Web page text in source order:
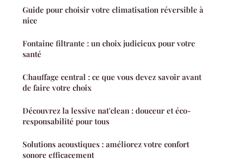
Guide pour choisir votre climatisation réversible à
nice
Fontaine filtrante : un choix judicieux pour votre
santé
Chauffage central : ce que vous devez savoir avant
de faire votre choix
Découvrez la lessive nat'clean : douceur et éco-
responsabilité pour tous
Solutions acoustiques : améliorez votre confort
sonore efficacement